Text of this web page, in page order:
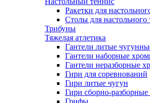
Ракетки для
Столы для настольного
Трибуны
Тяжелая атлетика
Гантели литые
Гантели наборные
Гантели неразборные
Гири для соревнований
Гири литые чугун
Гири сборно-
Грифы